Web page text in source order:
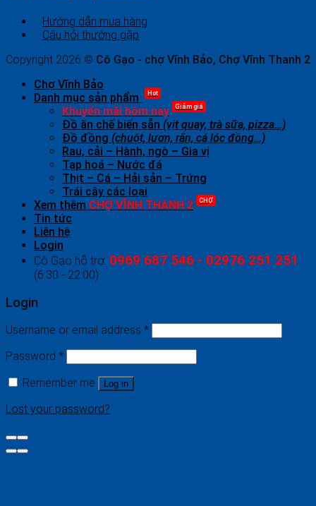
Hướng dẫn mua hàng
Câu hỏi thường gặp
Copyright 2026 © Cô Gạo - chợ Vĩnh Bảo, Chợ Vĩnh Thanh 2
Chợ Vĩnh Bảo
Danh mục sản phẩm
Hot
Khuyến mãi hôm nay Giảm giá
Đồ ăn chế biến sẵn (vịt quay, trà sữa, pizza…)
Đồ đồng (chuột, lươn, rắn, cá lóc đồng…)
Rau, cải – Hành, ngò – Gia vị
Tạp hoá – Nước đá
Thịt – Cá – Hải sản – Trứng
Trái cây các loại
Xem thêm CHỢ VĨNH THANH 2 CHỢ
Tin tức
Liên hệ
Login
Cô Gạo hỗ trợ: 0969 687 546 - 02976 251 251
(6:30 - 22:00)
Login
Username or email address *
Password *
Remember me
Log in
Lost your password?